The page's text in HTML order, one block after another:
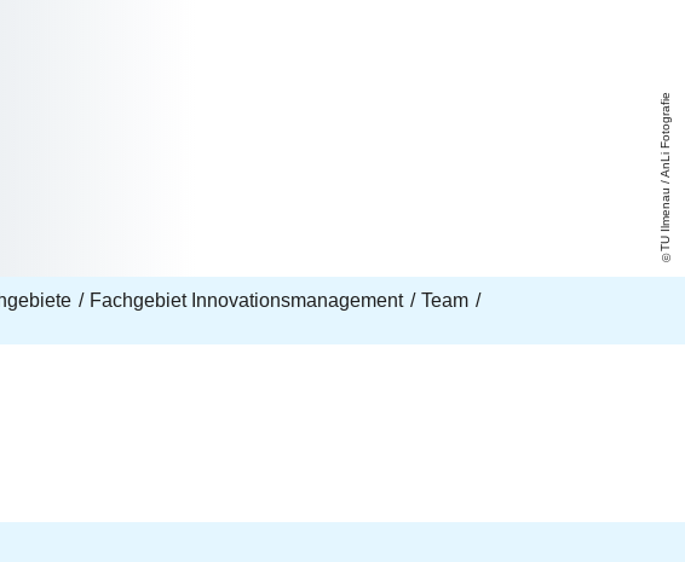
TU Ilmenau / AnLi Fotografie
Fachgebiet Innovationsmanagement
Team